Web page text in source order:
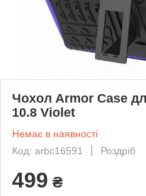
Чохол Armor Case
10.8 Violet
Немає в наявності
Код: arbc16591
Роздріб
499 ₴